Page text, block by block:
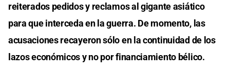
reiterados pedidos y reclamos al gigante asiático
para que interceda en la guerra. De momento, las
acusaciones recayeron sólo en la continuidad de los
lazos económicos y no por financiamiento bélico.